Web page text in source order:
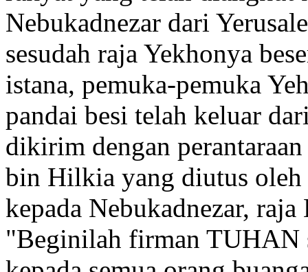
Nebukadnezar dari
sesudah raja Yekhonya
istana, pemuka-pemuka
pandai besi telah keluar
dikirim dengan
bin Hilkia yang diutus oleh
kepada Nebukadnezar,
"Beginilah firman TUHAN